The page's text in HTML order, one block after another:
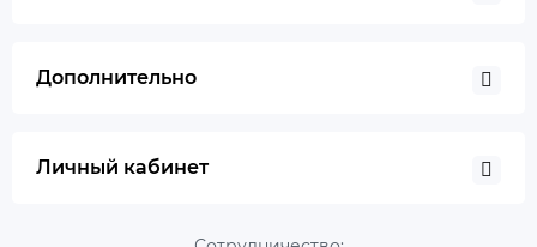
Дополнительно
Личный кабинет